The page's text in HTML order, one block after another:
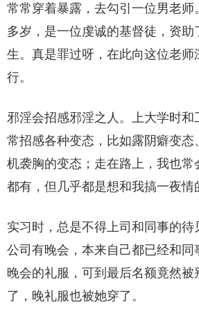
常常穿着暴露，去勾引一位男老师
多岁，是一位虔诚的基督徒，资助
生。真是罪过呀，在此向这位老师
行。
邪淫会招感邪淫之人。上大学时和
常招感各种变态，比如露阴癖变态
机袭胸的变态；走在路上，我也常
都有，但几乎都是想和我搞一夜情
实习时，总是不得上司和同事的待
公司有晚会，本来自己都已经和同
晚会的礼服，可到最后名额竟然被
了，晚礼服也被她穿了。